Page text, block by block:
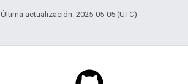
Última actualización: 2025-05-05 (UTC)